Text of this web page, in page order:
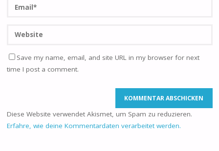
Save my name, email, and site URL in my browser for next
time I post a comment.
Diese Website verwendet Akismet, um Spam zu reduzieren.
Erfahre, wie deine Kommentardaten verarbeitet werden.